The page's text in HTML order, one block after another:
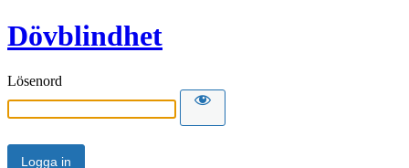
Dövblindhet
Lösenord